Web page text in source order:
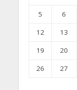
5 6
12
13
19
20
26
27